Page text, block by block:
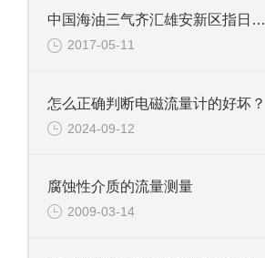
中国海油三气齐汇雄安新区指日可待
2017-05-11
怎么正确判断电磁流量计的好坏？
2024-09-12
腐蚀性介质的流量测量
2009-03-14